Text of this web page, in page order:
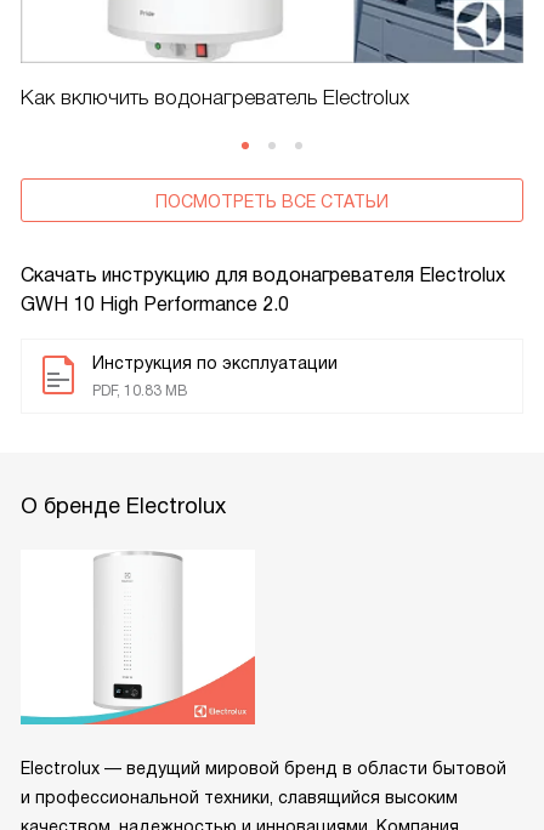
Скачать инструкцию для водонагревателя Electrolux
GWH 10 High Performance 2.0
Инструкция по эксплуатации
PDF, 10.83 MB
Как включить водонагреватель Electrolux
ПОСМОТРЕТЬ ВСЕ СТАТЬИ
О бренде Electrolux
Electrolux — ведущий мировой бренд в области бытовой
и профессиональной техники, славящийся высоким